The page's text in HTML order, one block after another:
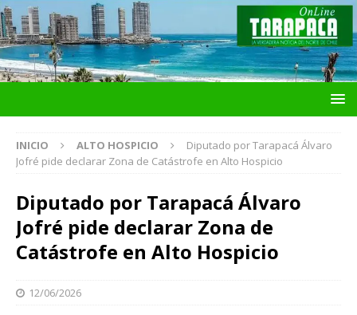
INICIO ALTO HOSPICIO
Diputado por Tarapacá Álvaro
Jofré pide declarar Zona de Catástrofe en Alto Hospicio
Diputado por Tarapacá Álvaro
Jofré pide declarar Zona de
Catástrofe en Alto Hospicio
12/06/2026